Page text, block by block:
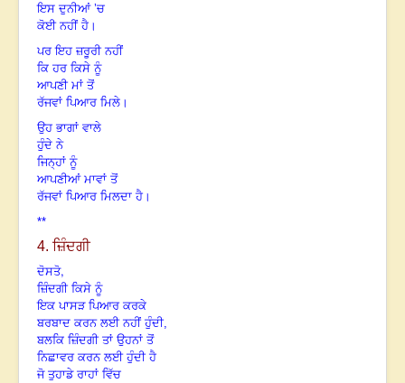
ਇਸ ਦੁਨੀਆਂ ’ਚ
ਕੋਈ ਨਹੀਂ ਹੈ।
ਪਰ ਇਹ ਜ਼ਰੂਰੀ ਨਹੀਂ
ਕਿ ਹਰ ਕਿਸੇ ਨੂੰ
ਆਪਣੀ ਮਾਂ ਤੋਂ
ਰੱਜਵਾਂ ਪਿਆਰ ਮਿਲੇ।
ਉਹ ਭਾਗਾਂ ਵਾਲੇ
ਹੁੰਦੇ ਨੇ
ਜਿਨ੍ਹਾਂ ਨੂੰ
ਆਪਣੀਆਂ ਮਾਵਾਂ ਤੋਂ
ਰੱਜਵਾਂ ਪਿਆਰ ਮਿਲਦਾ ਹੈ।
**
4. ਜ਼ਿੰਦਗੀ
ਦੋਸਤੋ,
ਜ਼ਿੰਦਗੀ ਕਿਸੇ ਨੂੰ
ਇਕ ਪਾਸੜ ਪਿਆਰ ਕਰਕੇ
ਬਰਬਾਦ ਕਰਨ ਲਈ ਨਹੀਂ ਹੁੰਦੀ,
ਬਲਕਿ ਜ਼ਿੰਦਗੀ ਤਾਂ ਉਹਨਾਂ ਤੋਂ
ਨਿਛਾਵਰ ਕਰਨ ਲਈ ਹੁੰਦੀ ਹੈ
ਜੋ ਤੁਹਾਡੇ ਰਾਹਾਂ ਵਿੱਚ